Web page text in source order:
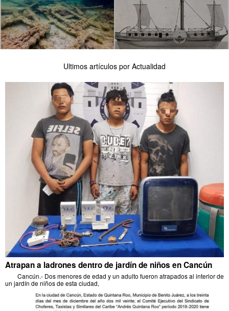
Ultimos artículos por Actualidad
Atrapan a ladrones dentro de jardín de niños en Cancún
Cancún.- Dos menores de edad y un adulto fueron atrapados al interior de
un jardín de niños de esta ciudad,